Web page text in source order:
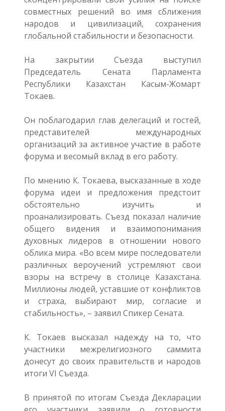
совместных решений во имя сближения
народов и цивилизаций, сохранения
глобальной стабильности и безопасности.
На закрытии Съезда выступил
Председатель Сената Парламента
Республики Казахстан Касым-Жомарт
Токаев.
Он поблагодарил глав делегаций и гостей,
представителей международных
организаций за активное участие в работе
форума и весомый вклад в его работу.
По мнению К. Токаева, высказанные в ходе
форума идеи и предложения предстоит
обстоятельно изучить и
проанализировать. Съезд показал наличие
общего видения и взаимопонимания
духовных лидеров в отношении нового
облика мира. «Во всем мире последователи
различных вероучений устремляют свои
взоры на встречу в столице Казахстана.
Миллионы людей, уставшие от конфликтов
и страха, выбирают мир, согласие и
стабильность», – заявил Спикер Сената.
К. Токаев высказал надежду на то, что
участники межрелигиозного саммита
донесут до своих правительств и народов
итоги VI Съезда.
В принятой по итогам Съезда Декларации